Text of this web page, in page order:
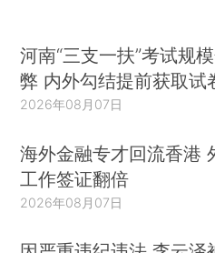
河南“三支一扶”考试规
弊 内外勾结提前获取试
2026年08月07日
海外金融专才回流香港
工作签证翻倍
2026年08月07日